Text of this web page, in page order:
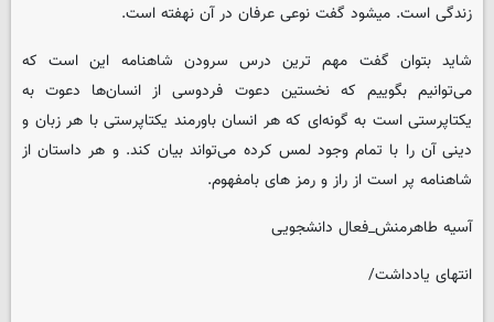
زندگی است. میشود گفت نوعی عرفان در آن نهفته است.
شاید بتوان گفت مهم ترین درس سرودن شاهنامه این است که
می‌توانیم بگوییم که نخستین دعوت فردوسی از انسان‌ها دعوت به
یکتاپرستی است به گونه‌ای که هر انسان باورمند یکتاپرستی با هر زبان و
دینی آن را با تمام وجود لمس کرده می‌تواند بیان کند. و هر داستان از
شاهنامه پر است از راز و رمز های بامفهوم.
آسیه طاهرمنش_فعال دانشجویی
انتهای یادداشت/